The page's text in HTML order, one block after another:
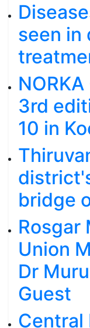
seen in
3rd
10 in
bridge
Rosgar
Union
Dr
Guest
Central